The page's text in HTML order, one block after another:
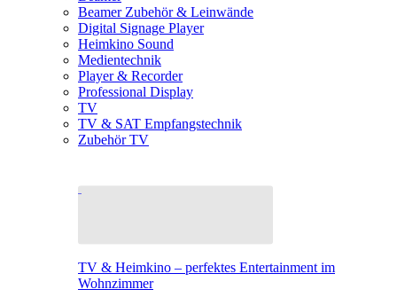
Beamer Zubehör & Leinwände
Digital Signage Player
Heimkino Sound
Medientechnik
Player & Recorder
Professional Display
TV
TV & SAT Empfangstechnik
Zubehör TV
TV & Heimkino – perfektes Entertainment im
Wohnzimmer